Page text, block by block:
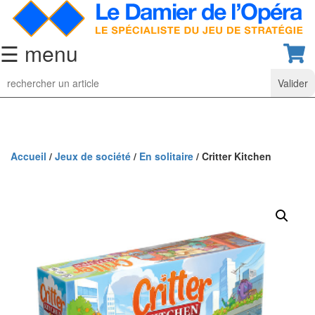
☰ menu
Jeu
d’Echecs
collection
classiques
Coffrets
Accueil / Jeux de société / En solitaire / Critter Kitchen